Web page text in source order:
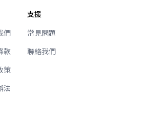
，或想先感受看看 mentoring
「我的工作到底是怎麼創造價值
的轉換經驗，陪你一起： 🧭 梳
諮詢
方向建議的初步諮詢，這堂
多空間，讓我們： 🗣️ 建立對
問題背後的結構（組織、文
怎麼做」 📌 常見討論主
們
款
策
法
支援
常見問題
聯絡我們